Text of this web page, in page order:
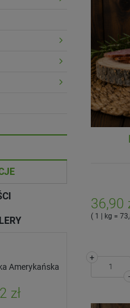
Amerykańska
zł
koktajlowe
zł
36,90
( 1 | kg =
-
+